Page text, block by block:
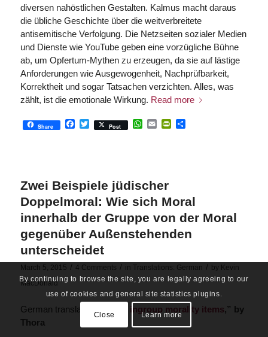
diversen nahöstlichen Gestalten. Kalmus macht daraus
die übliche Geschichte über die weitverbreitete
antisemitische Verfolgung. Die Netzseiten sozialer Medien
und Dienste wie YouTube geben eine vorzügliche Bühne
ab, um Opfertum-Mythen zu erzeugen, da sie auf lästige
Anforde­rungen wie Ausgewogenheit, Nachprüfbarkeit,
Korrektheit und sogar Tatsachen verzichten. Alles, was
zählt, ist die emotionale Wirkung. Read more
Share Facebook
Twitter
Post WhatsApp
EmailPrintFriendly
Share
Zwei Beispiele jüdischer
Doppelmoral: Wie sich Moral
innerhalb der Gruppe von der Moral
gegenüber Außenstehenden
unterscheidet
March 5, 2015 / 4 Comments / in Translations: German / by Kevin
MacDonald
German translation of “ Two ingroup morality items,” by
Thora
By continuing to browse the site, you are legally agreeing to our
use of cookies and general site statistics plugins.
Close Learn more